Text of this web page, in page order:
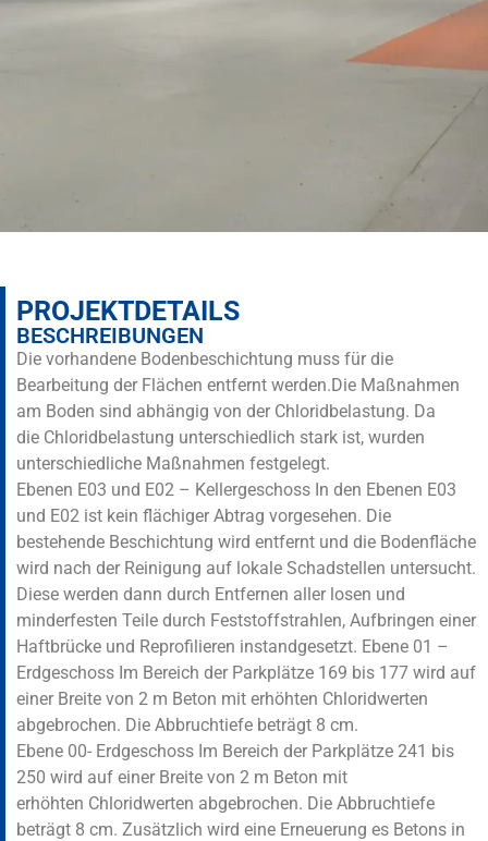
PROJEKTDETAILS
BESCHREIBUNGEN
Die vorhandene Bodenbeschichtung muss für die
Bearbeitung der Flächen entfernt werden.Die Maßnahmen
am Boden sind abhängig von der Chloridbelastung. Da
die Chloridbelastung unterschiedlich stark ist, wurden
unterschiedliche Maßnahmen festgelegt.
Ebenen E03 und E02 – Kellergeschoss In den Ebenen E03
und E02 ist kein flächiger Abtrag vorgesehen. Die
bestehende Beschichtung wird entfernt und die Bodenfläche
wird nach der Reinigung auf lokale Schadstellen untersucht.
Diese werden dann durch Entfernen aller losen und
minderfesten Teile durch Feststoffstrahlen, Aufbringen einer
Haftbrücke und Reprofilieren instandgesetzt. Ebene 01 –
Erdgeschoss Im Bereich der Parkplätze 169 bis 177 wird auf
einer Breite von 2 m Beton mit erhöhten Chloridwerten
abgebrochen. Die Abbruchtiefe beträgt 8 cm.
Ebene 00- Erdgeschoss Im Bereich der Parkplätze 241 bis
250 wird auf einer Breite von 2 m Beton mit
erhöhten Chloridwerten abgebrochen. Die Abbruchtiefe
beträgt 8 cm. Zusätzlich wird eine Erneuerung es Betons in